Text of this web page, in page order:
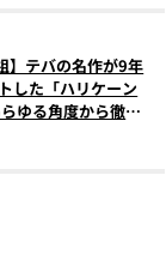
】テバの名作が9年
した「ハリケーン
ゆる角度から徹底